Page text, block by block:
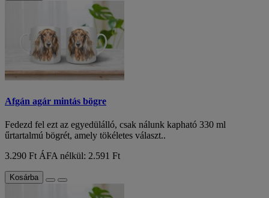
Afgán agár mintás bögre
Fedezd fel ezt az egyedülálló, csak nálunk kapható 330 ml
űrtartalmú bögrét, amely tökéletes választ..
3.290 Ft ÁFA nélkül: 2.591 Ft
Kosárba